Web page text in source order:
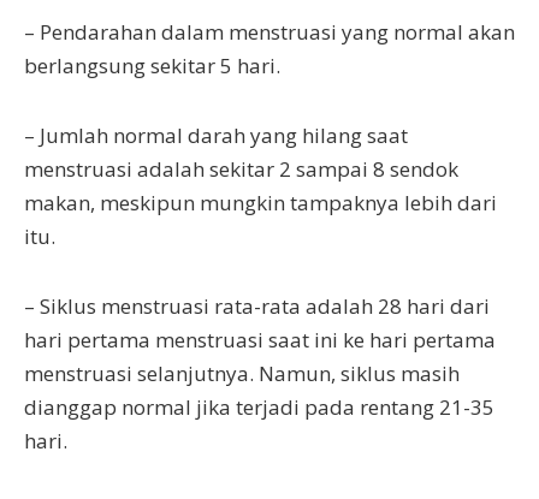
– Pendarahan dalam menstruasi yang normal akan
berlangsung sekitar 5 hari.
– Jumlah normal darah yang hilang saat
menstruasi adalah sekitar 2 sampai 8 sendok
makan, meskipun mungkin tampaknya lebih dari
itu.
– Siklus menstruasi rata-rata adalah 28 hari dari
hari pertama menstruasi saat ini ke hari pertama
menstruasi selanjutnya. Namun, siklus masih
dianggap normal jika terjadi pada rentang 21-35
hari.